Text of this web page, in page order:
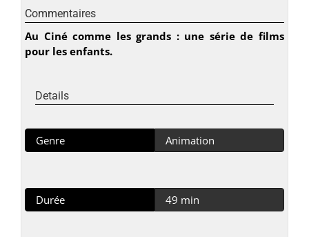
Commentaires
Au Ciné comme les grands : une série de films
pour les enfants.
Details
Genre Animation
Durée 49 min